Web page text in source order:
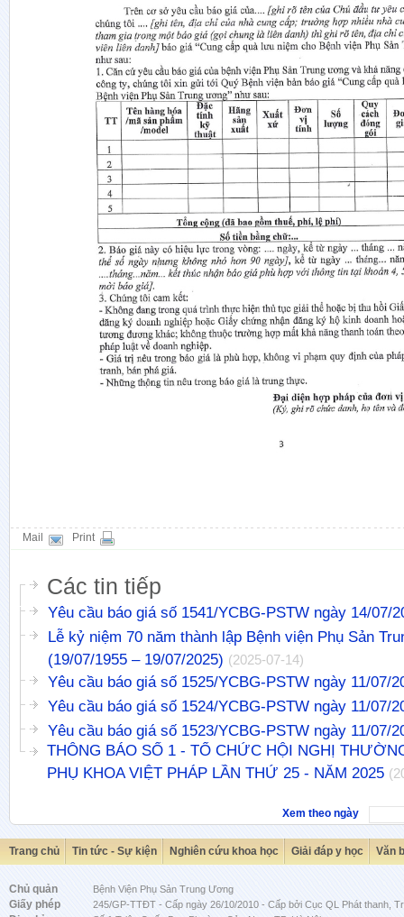
Mail Print
Các tin tiếp
Yêu cầu báo giá số 1541/YCBG-PSTW ngày 14/07/
Lễ kỷ niệm 70 năm thành lập Bệnh viện Phụ Sản
(19/07/1955 – 19/07/2025) (2025-07-14)
Yêu cầu báo giá số 1525/YCBG-PSTW ngày 11/07/
Yêu cầu báo giá số 1524/YCBG-PSTW ngày 11/07/
Yêu cầu báo giá số 1523/YCBG-PSTW ngày 11/07/
THÔNG BÁO SỐ 1 - TỔ CHỨC HỘI NGHỊ
PHỤ KHOA VIỆT PHÁP LẦN THỨ 25 - NĂM 2025
Xem theo ngày
Trang chủ Tin tức - Sự kiện Nghiên cứu khoa học Giải đáp y học Văn
Chủ quản Bệnh Viện Phụ Sản Trung Ương
Giấy phép 245/GP-TTĐT - Cấp ngày 26/10/2010 - Cấp bởi Cục QL Phát thanh,